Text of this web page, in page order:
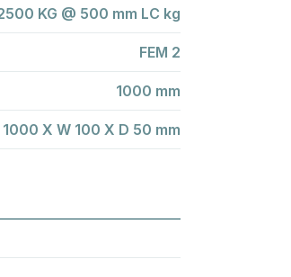
KG @ 500 mm LC kg
FEM 2
1000 mm
1000 X W 100 X D 50 mm